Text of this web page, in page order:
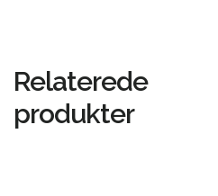
Relaterede
produkter